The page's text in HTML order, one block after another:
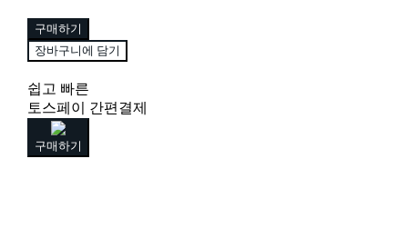
구매하기
장바구니에 담기
쉽고 빠른
토스페이 간편결제
구매하기